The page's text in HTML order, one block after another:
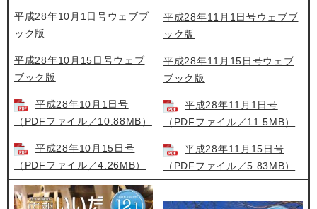
平成28年10月1日号ウェブブ
ック版
平成28年10月15日号ウェブ
ブック版
平成28年10月1日号
（PDFファイル／10.88MB）
平成28年10月15日号
（PDFファイル／4.26MB）
平成28年11月1日号ウェブブ
ック版
平成28年11月15日号ウェブ
ブック版
平成28年11月1日号
（PDFファイル／11.5MB）
平成28年11月15日号
（PDFファイル／5.83MB）